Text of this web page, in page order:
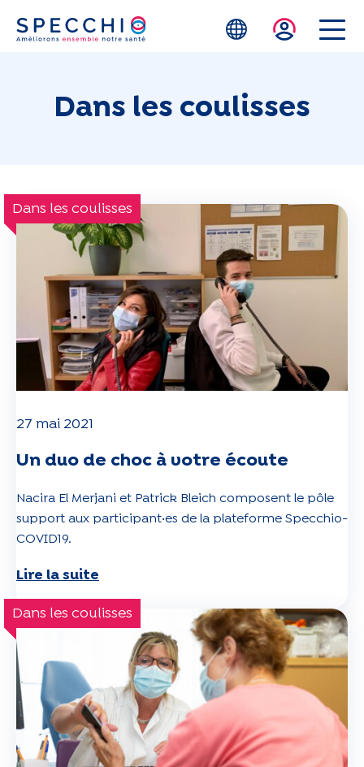
Skip to main content
Dans les coulisses
Dans les coulisses
27 mai 2021
Un duo de choc à votre écoute
Nacira El Merjani et Patrick Bleich composent le pôle
support aux participant·es de la plateforme Specchio-
COVID19.
Lire la suite
Dans les coulisses